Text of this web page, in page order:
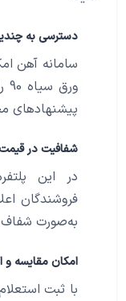
دسترسی به
سامانه آهن
پیشنهادهای
شفافیت در
در این
فروشندگان
به‌صورت
امکان مقایسه و
با ثبت